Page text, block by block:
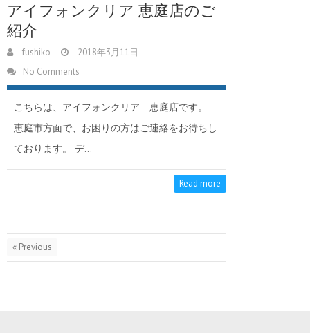
アイフォンクリア 恵庭店のご
紹介
fushiko
2018年3月11日
No Comments
こちらは、アイフォンクリア 恵庭店です。
恵庭市方面で、お困りの方はご連絡をお待ちし
ております。 デ…
Read more
« Previous